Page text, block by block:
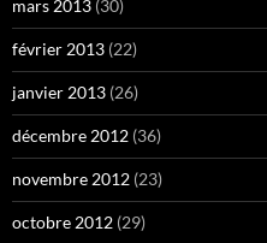
mars 2013 (30)
février 2013 (22)
janvier 2013 (26)
décembre 2012 (36)
novembre 2012 (23)
octobre 2012 (29)